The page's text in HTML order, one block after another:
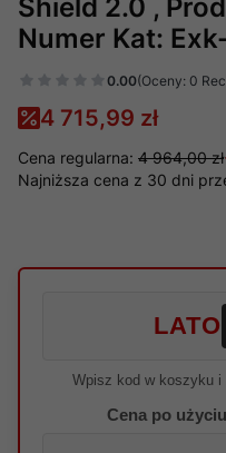
Shield 2.0 ,
Numer Kat:
0.00(Oceny: 0
4 715,99 zł
Cena regularna: 4 964,00 zł
Najniższa cena z 30 dni
LATO
Wpisz kod w koszyku i
Cena po